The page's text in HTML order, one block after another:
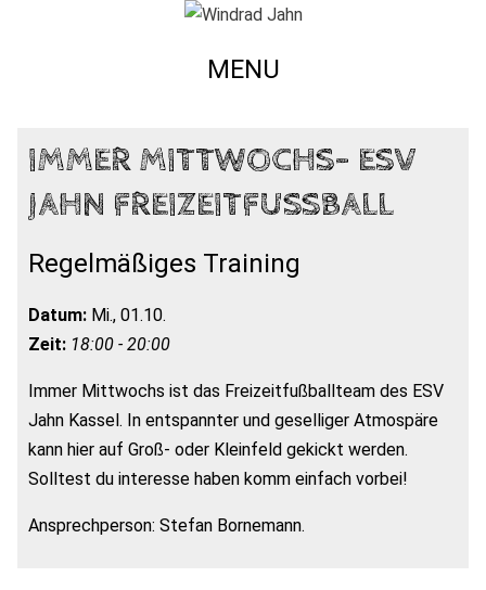
MENU
IMMER MITTWOCHS- ESV
JAHN FREIZEITFUSSBALL
Regelmäßiges Training
Datum: Mi., 01.10.
Zeit: 18:00 - 20:00
Immer Mittwochs ist das Freizeitfußballteam des ESV
Jahn Kassel. In entspannter und geselliger Atmospäre
kann hier auf Groß- oder Kleinfeld gekickt werden.
Solltest du interesse haben komm einfach vorbei!
Ansprechperson: Stefan Bornemann.